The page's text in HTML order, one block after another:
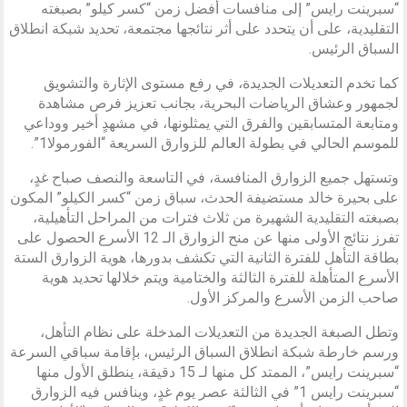
“سبرينت رايس” إلى منافسات أفضل زمن “كسر كيلو” بصبغته
التقليدية، على أن يتحدد على أثر نتائجها مجتمعة، تحديد شبكة انطلاق
السباق الرئيس.
كما تخدم التعديلات الجديدة، في رفع مستوى الإثارة والتشويق
لجمهور وعشاق الرياضات البحرية، بجانب تعزيز فرص مشاهدة
ومتابعة المتسابقين والفرق التي يمثلونها، في مشهدٍ أخير ووداعي
للموسم الحالي في بطولة العالم للزوارق السريعة “الفورمولا1”.
وتستهل جميع الزوارق المنافسة، في التاسعة والنصف صباح غدٍ،
على بحيرة خالد مستضيفة الحدث، سباق زمن “كسر الكيلو” المكون
بصبغته التقليدية الشهيرة من ثلاث فترات من المراحل التأهيلية،
تفرز نتائج الأولى منها عن منح الزوارق الـ 12 الأسرع الحصول على
بطاقة التأهل للفترة الثانية التي تكشف بدورها، هوية الزوارق الستة
الأسرع المتأهلة للفترة الثالثة والختامية ويتم خلالها تحديد هوية
صاحب الزمن الأسرع والمركز الأول.
وتطل الصبغة الجديدة من التعديلات المدخلة على نظام التأهل،
ورسم خارطة شبكة انطلاق السباق الرئيس، بإقامة سباقي السرعة
“سبرينت رايس”، الممتد كل منها لـ 15 دقيقة، ينطلق الأول منها
“سبرينت رايس 1” في الثالثة عصر يوم غدٍ، وينافس فيه الزوارق